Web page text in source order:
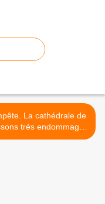
La cathédrale de
très endommagée
par le vent >